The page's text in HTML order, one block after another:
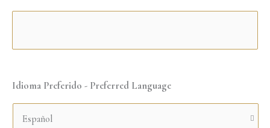
Idioma Preferido - Preferred Language